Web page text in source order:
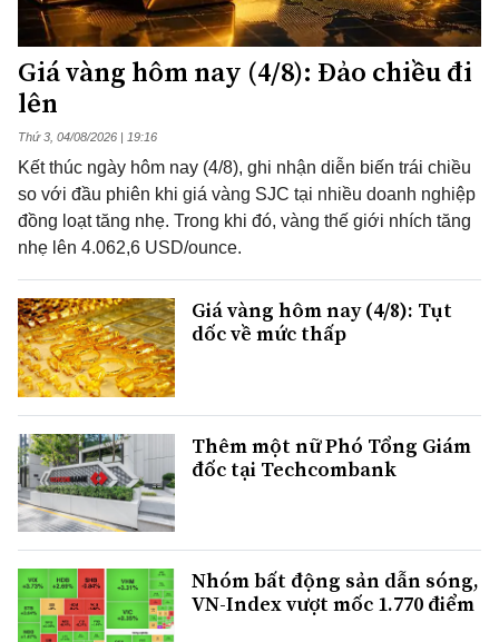
Giá vàng hôm nay (4/8): Đảo chiều đi
lên
Thứ 3, 04/08/2026 | 19:16
Kết thúc ngày hôm nay (4/8), ghi nhận diễn biến trái chiều
so với đầu phiên khi giá vàng SJC tại nhiều doanh nghiệp
đồng loạt tăng nhẹ. Trong khi đó, vàng thế giới nhích tăng
nhẹ lên 4.062,6 USD/ounce.
Giá vàng hôm nay (4/8): Tụt
dốc về mức thấp
Thêm một nữ Phó Tổng Giám
đốc tại Techcombank
Nhóm bất động sản dẫn sóng,
VN-Index vượt mốc 1.770 điểm